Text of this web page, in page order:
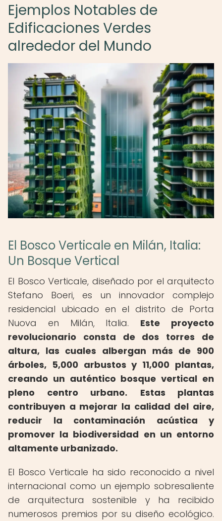
Ejemplos Notables de
Edificaciones Verdes
alrededor del Mundo
El Bosco Verticale en Milán, Italia:
Un Bosque Vertical
El Bosco Verticale, diseñado por el arquitecto
Stefano Boeri, es un innovador complejo
residencial ubicado en el distrito de Porta
Nuova en Milán, Italia. Este proyecto
revolucionario consta de dos torres de
altura, las cuales albergan más de 900
árboles, 5,000 arbustos y 11,000 plantas,
creando un auténtico bosque vertical en
pleno centro urbano.
Estas plantas
contribuyen a mejorar la calidad del aire,
reducir la contaminación acústica y
promover la biodiversidad en un entorno
altamente urbanizado.
El Bosco Verticale ha sido reconocido a nivel
internacional como un ejemplo sobresaliente
de arquitectura sostenible y ha recibido
numerosos premios por su diseño ecológico.